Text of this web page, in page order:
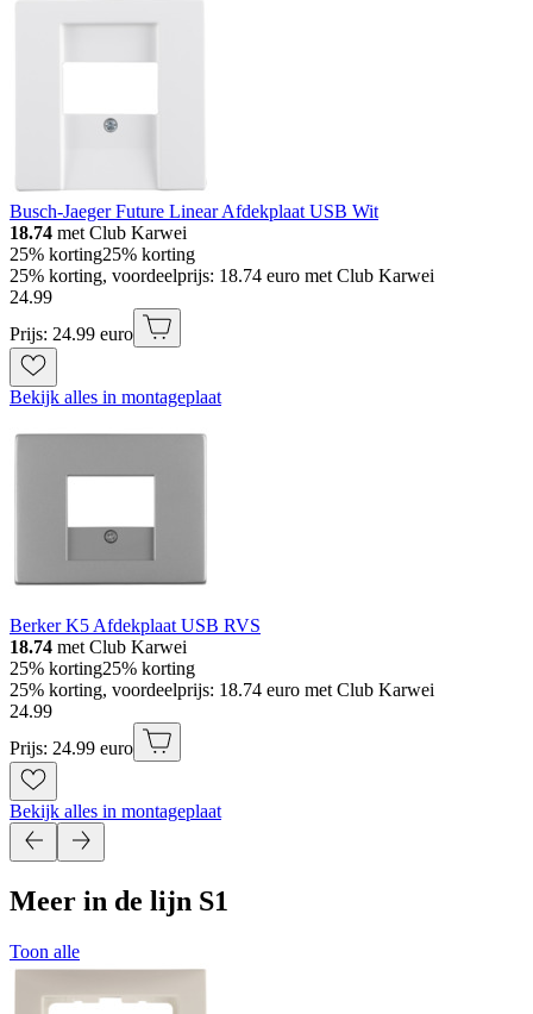
Busch-Jaeger Future Linear Afdekplaat USB Wit
18.74 met Club Karwei
25% korting25% korting
25% korting, voordeelprijs: 18.74 euro met Club Karwei
24.99
Prijs: 24.99 euro
Bekijk alles in montageplaat
Berker K5 Afdekplaat USB RVS
18.74 met Club Karwei
25% korting25% korting
25% korting, voordeelprijs: 18.74 euro met Club Karwei
24.99
Prijs: 24.99 euro
Bekijk alles in montageplaat
Meer in de lijn S1
Toon alle